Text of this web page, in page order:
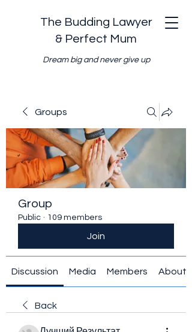
The Budding Lawyer
& Perfect Mum
Dream big and never give up
Groups
Group
Public · 109 members
Join
Discussion Media Members About
Back